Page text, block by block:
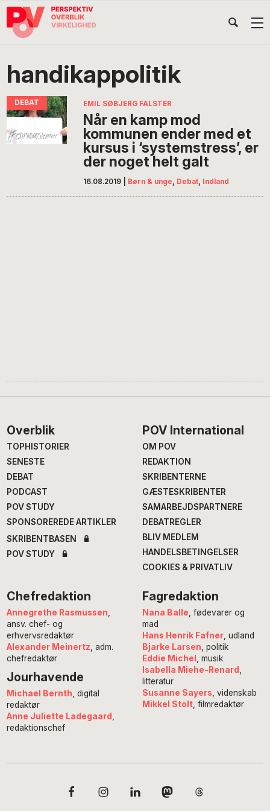
Gå
direkte
navigation
Skip
indhold
Gå
direkte
POV
International
handikappolitik
EMIL SØBJERG FALSTER
Når en kamp mod
kommunen ender med et
kursus i ‘systemstress’, er
der noget helt galt
16.08.2019 Børn & unge, Debat, Indland
Footer
Overblik
TOPHISTORIER
SENESTE
DEBAT
PODCAST
POV STUDY
SPONSOREREDE ARTIKLER
SKRIBENTBASEN
POV STUDY
POV International
OM POV
REDAKTION
SKRIBENTERNE
GÆSTESKRIBENTER
SAMARBEJDSPARTNERE
DEBATREGLER
BLIV MEDLEM
HANDELSBETINGELSER
COOKIES & PRIVATLIV
Chefredaktion
Annegrethe Rasmussen,
ansv. chef- og
erhvervsredaktør
Alexander Meinertz, adm.
chefredaktør
Jourhavende
Michael Bernth , digital
redaktør
Anne Juliette Ladegaard
redaktionschef
Fagredaktion
Nana Balle, fødevarer og
mad
Hans Henrik Fafner, udland
Bjarke Larsen, politik
Eddie Michel , musik
Isabella Miehe-Renard ,
litteratur
Susanne Sayers, videnskab
Mikkel Stolt, filmredaktør